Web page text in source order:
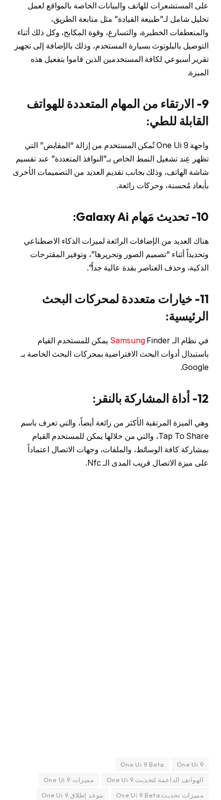
على المستشعرات للهاتف والبيانات الخاصة بالمواقع لعمل
تحليل شامل لـ”طبيعة القيادة” مثل متابعة الطريق،
والمنعطفات الخطيرة، والتسارع، وقوة المكابح، وكل ذلك أثناء
التوصيل بالبلوتوث بسيارة المستخدم، وذلك بالإضافة إلى تجهيز
تقرير أسبوعي لكافة المستخدمين الذين قاموا بتفعيل هذه
الميزة.
9- الارتقاء من المهام المتعددة للهواتف
القابلة للطي:
واجهة One Ui 9 تُمكن المستخدم من إزالة “المقابض” التي
تظهر عِند تشغيل النمط الخاص بـ”النوافذ المتعددة” عند تقسيم
شاشة الهاتف، وذلك بجانب تقديم العديد من التصميمات الأخرى
بأبعاد مُحسنة، وحركات رائعة.
10- تحديث مَهام Galaxy Ai:
هناك العديد من الإضافات الرائعة لميزات الذكاء الاصطناعي
وتحديداً أثناء “تصميم الصور وتحريرها”، وتوفير المقترحات
الذكية، وحذف العناصر بقدة عالية جداً”.
11- خيارات متعددة لمحركات البحث
الرئيسية:
في نظام الـ Samsung Finder يمكن للمستخدم القيام
باستبدال أدوات البحث الافتراضية بمحركات البحث الخاصة بـ
Google.
12- أداة المشاركة بالنقر:
وهي الميزة المرتقبة الأكثر من رائعة أيضاً، والتي تعرف باسم
Tap To Share، والتي من خلالها يمكن للمستخدم القيام
بمشاركة كافة الوسائط، والملفات، وجهات الاتصال اعتماداً
على ميزة الاتصال قريب المدى الـ Nfc.
One Ui 9
One Ui 9 Beta
الهواتف الداعمة لتحديث One Ui 9
مميزات One Ui 9
مميزات تحديث One Ui 9 Beta
موعد إطلاق One Ui 9